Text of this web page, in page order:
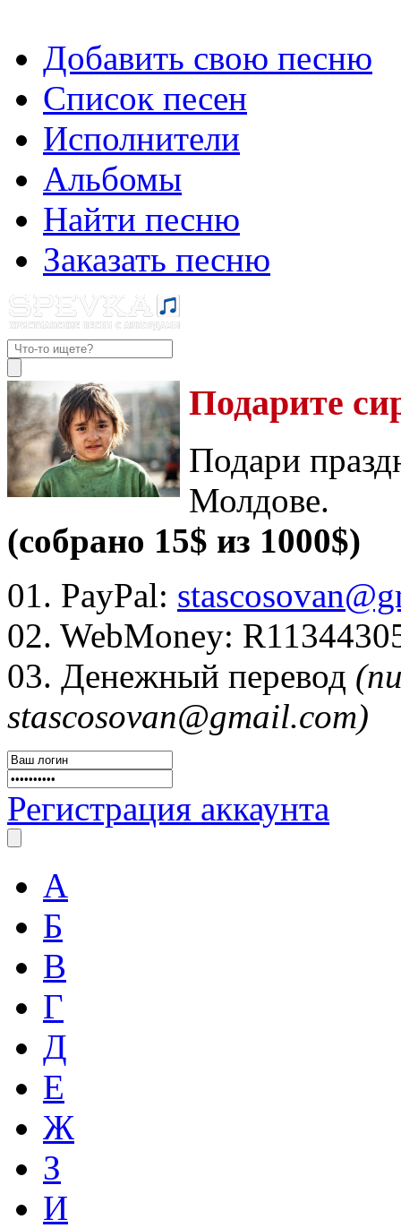
Добавить свою песню
Список песен
Исполнители
Альбомы
Найти песню
Заказать песню
Подарите
Подари
Молдове.
(собрано 15$ из 1000$)
01. PayPal:
02. WebMoney:
03. Денежный перевод
stascosovan@gmail.com)
Регистрация аккаунта
А
Б
В
Г
Д
Е
Ж
З
И